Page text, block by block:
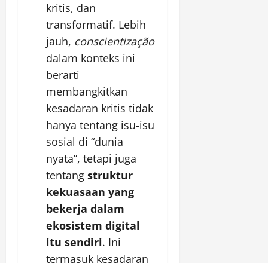
kritis, dan
transformatif. Lebih
jauh, conscientização
dalam konteks ini
berarti
membangkitkan
kesadaran kritis tidak
hanya tentang isu-isu
sosial di “dunia
nyata”, tetapi juga
tentang struktur
kekuasaan yang
bekerja dalam
ekosistem digital
itu sendiri. Ini
termasuk kesadaran